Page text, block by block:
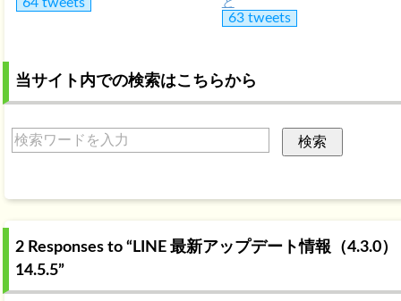
63 tweets
当サイト内での検索はこちらから
2 Responses to “LINE 最新アップデート情報（4.3.0）
14.5.5”